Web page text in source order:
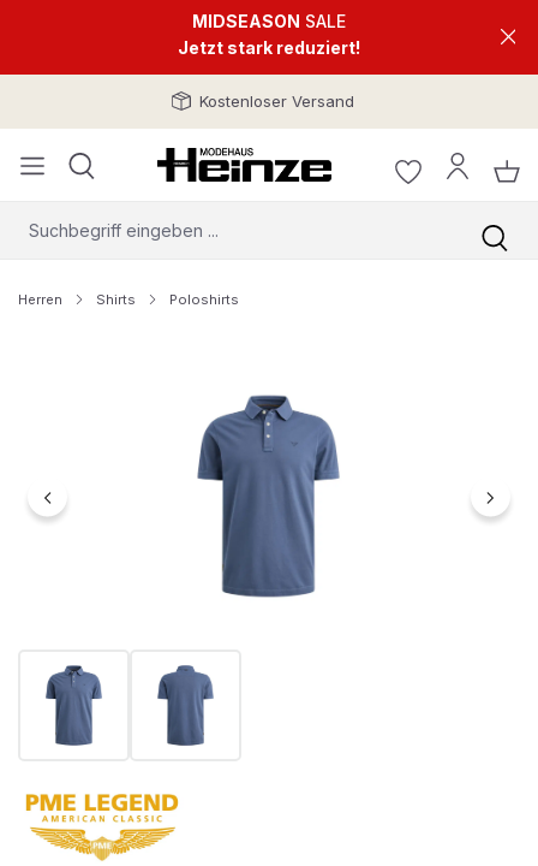
MIDSEASON SALE
Jetzt stark reduziert!
Kostenloser Versand
Herren Shirts Poloshirts